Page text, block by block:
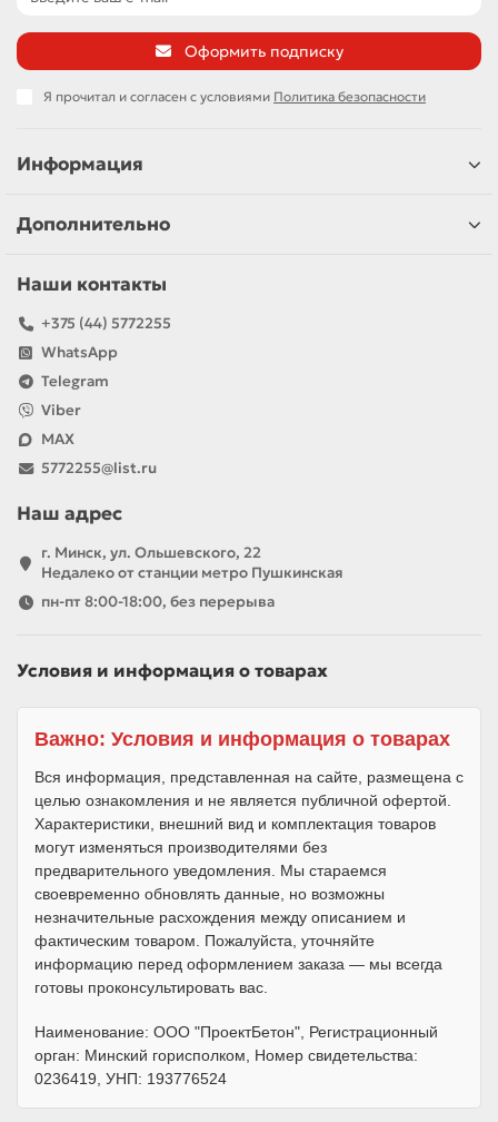
Оформить подписку
Я прочитал и согласен с условиями Политика безопасности
Информация
Дополнительно
Наши контакты
+375 (44) 5772255
WhatsApp
Telegram
Viber
MAX
5772255@list.ru
Наш адрес
г. Минск, ул. Ольшевского, 22
Недалеко от станции метро Пушкинская
пн-пт 8:00-18:00, без перерыва
Условия и информация о товарах
Важно: Условия и информация о товарах
Вся информация, представленная на сайте, размещена с
целью ознакомления и не является публичной офертой.
Характеристики, внешний вид и комплектация товаров
могут изменяться производителями без
предварительного уведомления. Мы стараемся
своевременно обновлять данные, но возможны
незначительные расхождения между описанием и
фактическим товаром. Пожалуйста, уточняйте
информацию перед оформлением заказа — мы всегда
готовы проконсультировать вас.
Наименование: ООО "ПроектБетон", Регистрационный
орган: Минский горисполком, Номер свидетельства:
0236419, УНП: 193776524